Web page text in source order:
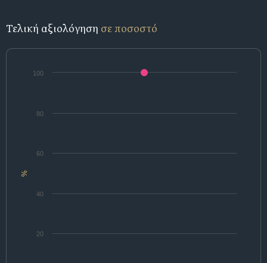
Τελική αξιολόγηση σε ποσοστό
%
20
40
60
80
100